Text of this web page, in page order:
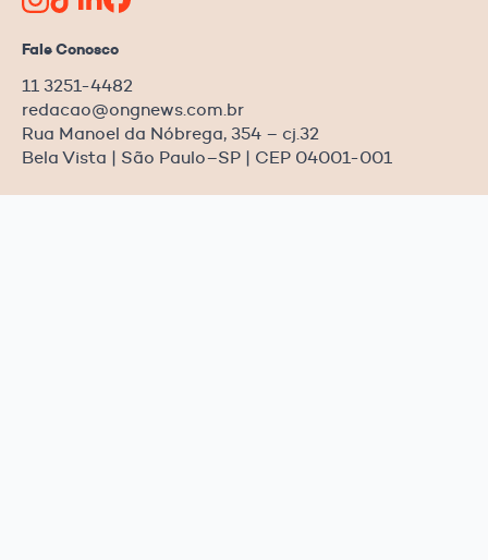
Fale Conosco
11 3251-4482
redacao@ongnews.com.br
Rua Manoel da Nóbrega, 354 – cj.32
Bela Vista | São Paulo–SP | CEP 04001-001